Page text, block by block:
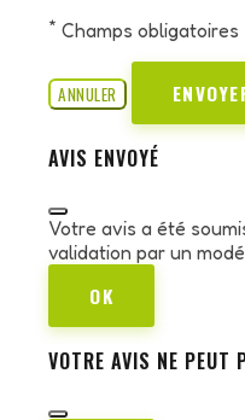
* Champs obligatoires
ANNULER
AVIS ENVOYÉ
Votre avis a été
validation par un
OK
VOTRE AVIS NE PEUT